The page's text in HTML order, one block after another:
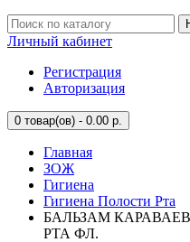
Личный кабинет
Регистрация
Авторизация
0 товар(ов) - 0.00 р.
Главная
ЗОЖ
Гигиена
Гигиена Полости Рта
БАЛЬЗАМ
РТА ФЛ.